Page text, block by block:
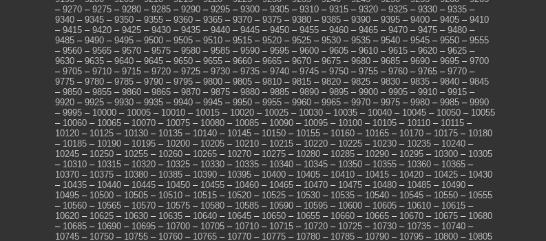
– 9270 – 9275 – 9280 – 9285 – 9290 – 9295 – 9300 – 9305 – 9310 – 9315 – 9320 – 9325 – 9330 – 9335 –
9340 – 9345 – 9350 – 9355 – 9360 – 9365 – 9370 – 9375 – 9380 – 9385 – 9390 – 9395 – 9400 – 9405 – 9410
– 9415 – 9420 – 9425 – 9430 – 9435 – 9440 – 9445 – 9450 – 9455 – 9460 – 9465 – 9470 – 9475 – 9480 –
9485 – 9490 – 9495 – 9500 – 9505 – 9510 – 9515 – 9520 – 9525 – 9530 – 9535 – 9540 – 9545 – 9550 – 9555
– 9560 – 9565 – 9570 – 9575 – 9580 – 9585 – 9590 – 9595 – 9600 – 9605 – 9610 – 9615 – 9620 – 9625 –
9630 – 9635 – 9640 – 9645 – 9650 – 9655 – 9660 – 9665 – 9670 – 9675 – 9680 – 9685 – 9690 – 9695 – 9700
– 9705 – 9710 – 9715 – 9720 – 9725 – 9730 – 9735 – 9740 – 9745 – 9750 – 9755 – 9760 – 9765 – 9770 –
9775 – 9780 – 9785 – 9790 – 9795 – 9800 – 9805 – 9810 – 9815 – 9820 – 9825 – 9830 – 9835 – 9840 – 9845
– 9850 – 9855 – 9860 – 9865 – 9870 – 9875 – 9880 – 9885 – 9890 – 9895 – 9900 – 9905 – 9910 – 9915 –
9920 – 9925 – 9930 – 9935 – 9940 – 9945 – 9950 – 9955 – 9960 – 9965 – 9970 – 9975 – 9980 – 9985 – 9990
– 9995 – 10000 – 10005 – 10010 – 10015 – 10020 – 10025 – 10030 – 10035 – 10040 – 10045 – 10050 – 10055
– 10060 – 10065 – 10070 – 10075 – 10080 – 10085 – 10090 – 10095 – 10100 – 10105 – 10110 – 10115 –
10120 – 10125 – 10130 – 10135 – 10140 – 10145 – 10150 – 10155 – 10160 – 10165 – 10170 – 10175 – 10180
– 10185 – 10190 – 10195 – 10200 – 10205 – 10210 – 10215 – 10220 – 10225 – 10230 – 10235 – 10240 –
10245 – 10250 – 10255 – 10260 – 10265 – 10270 – 10275 – 10280 – 10285 – 10290 – 10295 – 10300 – 10305
– 10310 – 10315 – 10320 – 10325 – 10330 – 10335 – 10340 – 10345 – 10350 – 10355 – 10360 – 10365 –
10370 – 10375 – 10380 – 10385 – 10390 – 10395 – 10400 – 10405 – 10410 – 10415 – 10420 – 10425 – 10430
– 10435 – 10440 – 10445 – 10450 – 10455 – 10460 – 10465 – 10470 – 10475 – 10480 – 10485 – 10490 –
10495 – 10500 – 10505 – 10510 – 10515 – 10520 – 10525 – 10530 – 10535 – 10540 – 10545 – 10550 – 10555
– 10560 – 10565 – 10570 – 10575 – 10580 – 10585 – 10590 – 10595 – 10600 – 10605 – 10610 – 10615 –
10620 – 10625 – 10630 – 10635 – 10640 – 10645 – 10650 – 10655 – 10660 – 10665 – 10670 – 10675 – 10680
– 10685 – 10690 – 10695 – 10700 – 10705 – 10710 – 10715 – 10720 – 10725 – 10730 – 10735 – 10740 –
10745 – 10750 – 10755 – 10760 – 10765 – 10770 – 10775 – 10780 – 10785 – 10790 – 10795 – 10800 – 10805